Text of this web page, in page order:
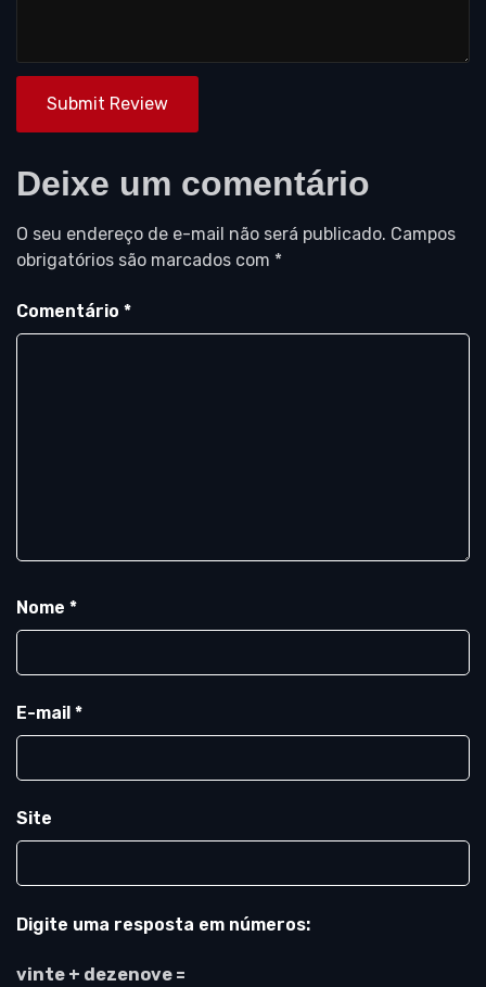
Submit Review
Deixe um comentário
O seu endereço de e-mail não será publicado. Campos
obrigatórios são marcados com *
Comentário *
Nome *
E-mail *
Site
Digite uma resposta em números:
vinte + dezenove =